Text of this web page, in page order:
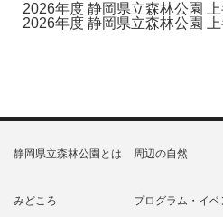
2026年度 静岡県立森林公園
2026年度 静岡県立森林公園
静岡県立森林公園とは 周辺の自然
みどころ プログラム・イベ